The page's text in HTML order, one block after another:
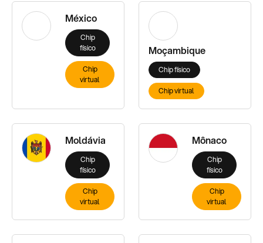
México
Chip
físico
Chip
virtual
Moçambique
Chip físico
Chip virtual
Moldávia
Chip
físico
Chip
virtual
Mônaco
Chip
físico
Chip
virtual